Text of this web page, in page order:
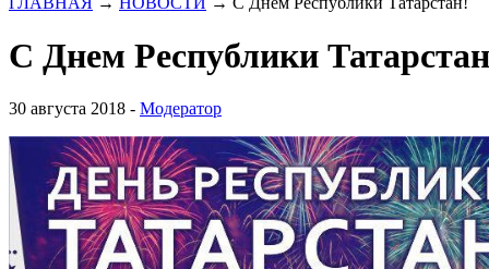
С Днем Республики
30 августа 2018 - Модератор